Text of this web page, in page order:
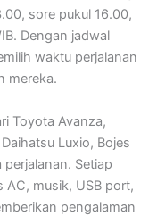
sore pukul 16.00,
Dengan jadwal
waktu perjalanan
mereka.
Toyota Avanza,
Luxio, Bojes
Setiap
musik, USB port,
pengalaman